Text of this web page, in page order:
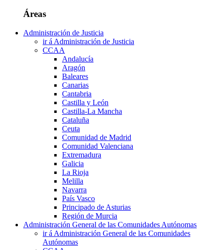
Áreas
Administración de Justicia
ir á Administración de Justicia
CCAA
Andalucía
Aragón
Baleares
Canarias
Cantabria
Castilla y León
Castilla-La Mancha
Cataluña
Ceuta
Comunidad de Madrid
Comunidad Valenciana
Extremadura
Galicia
La Rioja
Melilla
Navarra
País Vasco
Principado de Asturias
Región de Murcia
Administración General de las Comunidades Autónomas
ir á Administración General de las Comunidades
Autónomas